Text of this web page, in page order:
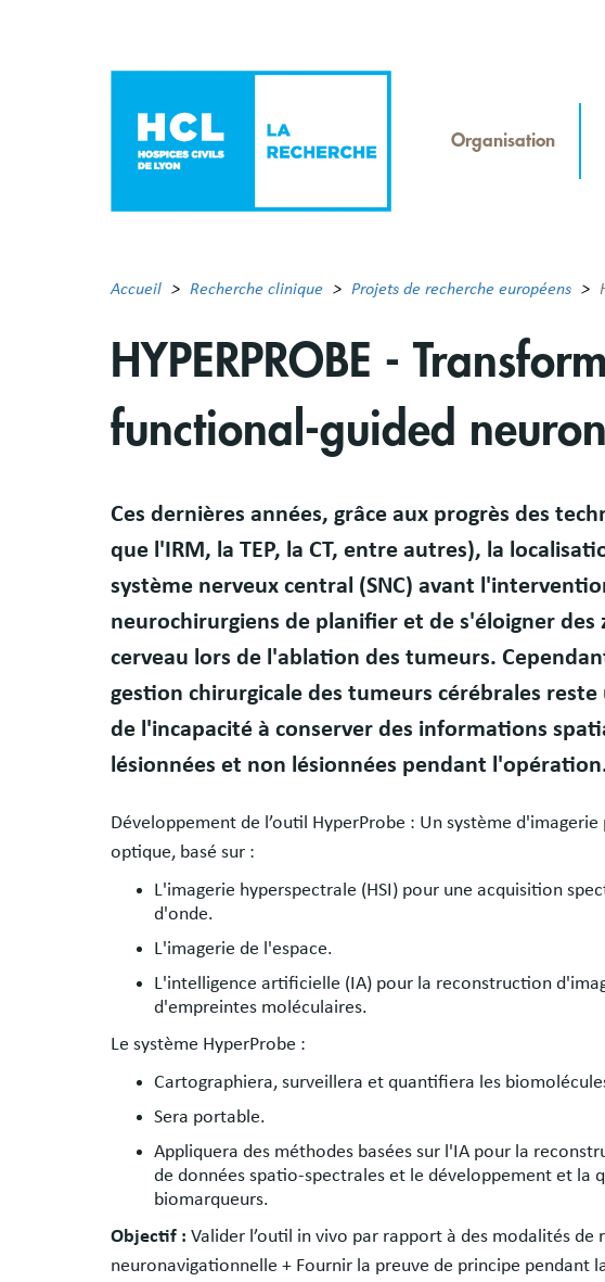
Organisation
Accueil Recherche clinique Projets de recherche européens
HYPERPROBE -
functional-guided
Résumé
Ces dernières années, grâce aux progrès des
que l'IRM, la TEP, la CT, entre autres), la
système nerveux central (SNC) avant
neurochirurgiens de planifier et de s'éloigner des
cerveau lors de l'ablation des tumeurs.
gestion chirurgicale des tumeurs cérébrales
de l'incapacité à conserver des informations
lésionnées et non lésionnées pendant
Développement de l’outil HyperProbe : Un système
optique, basé sur :
L'imagerie hyperspectrale (HSI) pour une acquisition
d'onde.
L'imagerie de l'espace.
L'intelligence artificielle (IA) pour la reconstruction
d'empreintes moléculaires.
Le système HyperProbe :
Cartographiera, surveillera et quantifiera les
Sera portable.
Appliquera des méthodes basées sur l'IA pour la
de données spatio-spectrales et le développement et la
biomarqueurs.
Objectif : Valider l’outil in vivo par rapport à des modalités
neuronavigationnelle + Fournir la preuve de principe pendant